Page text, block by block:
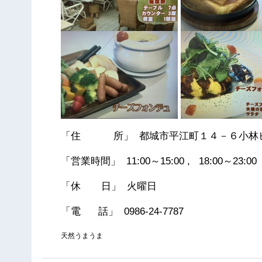
「住 所」 都城市平江町１４－６小林
「営業時間」 11:00～15:00 , 18:00～23:00
「休 日」 火曜日
「電 話」 0986-24-7787
天然うまうま